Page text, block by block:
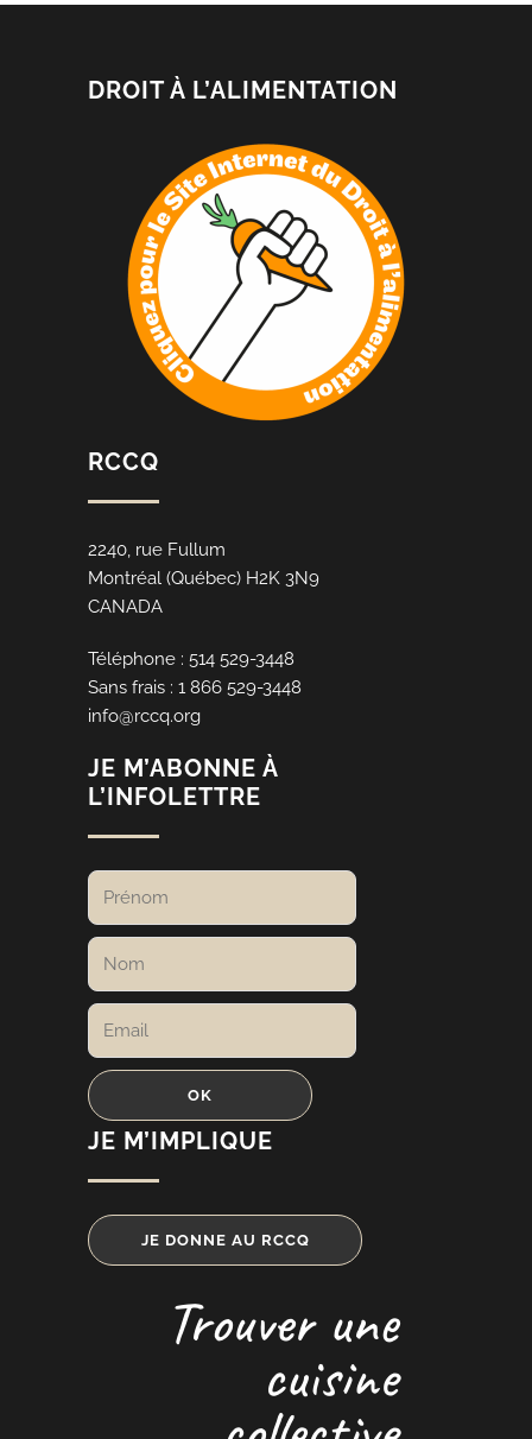
DROIT À L’ALIMENTATION
RCCQ
2240, rue Fullum
Montréal (Québec) H2K 3N9
CANADA
Téléphone : 514 529-3448
Sans frais : 1 866 529-3448
info@rccq.org
JE M’ABONNE À
L’INFOLETTRE
JE M’IMPLIQUE
JE DONNE AU RCCQ
Trouver une
cuisine